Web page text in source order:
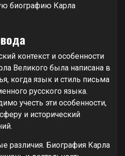
биографию Карла
контекст и особенности
Великого была написана в
когда язык и стиль письма
русского языка.
учесть эти особенности,
и исторический
различия. Биография Карла